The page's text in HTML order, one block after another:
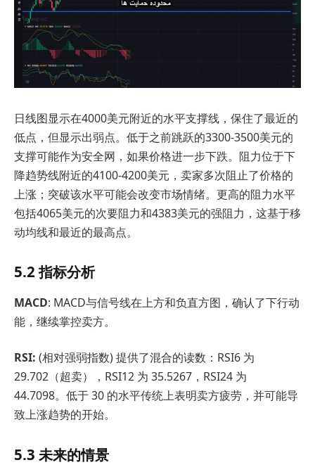
日线图显示在4000美元附近的水平支撑线，保住了最近的
低点，但显示出弱点。低于之前跳跃的3300-3500美元的
支撑可能作为安全网，如果价格进一步下跌。阻力位于下
降趋势线附近的4100-4200美元，卖家多次阻止了价格的
上涨；突破该水平可能会改变市场情绪。更高的阻力水平
包括4065美元的次要阻力和4383美元的强阻力，这基于移
动均线和最近的最高点。
5.2 指标分析
MACD: MACD与信号线在上方和负直方图，确认了下行动
能，继续掌控卖方。
RSI: (相对强弱指数) 提供了混合的读数：RSI6 为
29.702（超卖），RSI12 为 35.5267，RSI24 为
44.7098。低于 30 的水平传统上表明卖方疲劳，并可能导
致上涨趋势的开始。
5.3 未来的情景